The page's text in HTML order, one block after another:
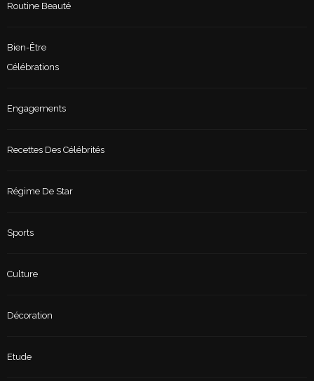
Routine Beauté
Bien-Être
Célébrations
Engagements
Recettes Des Célébrités
Régime De Star
Sports
Culture
Décoration
Etude